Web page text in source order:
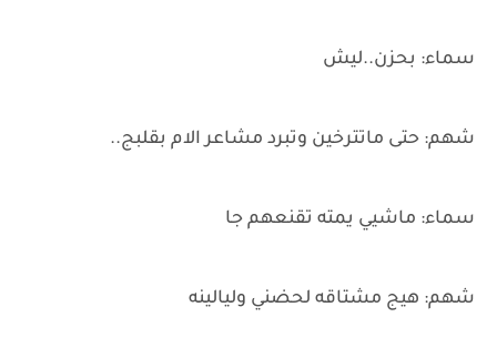
سماء: بحزن..ليش
شهم: حتى ماتترخين وتبرد مشاعر الام بقلبج..
سماء: ماشيي يمته تقنعهم جا
شهم: هيج مشتاقه لحضني وليالينه